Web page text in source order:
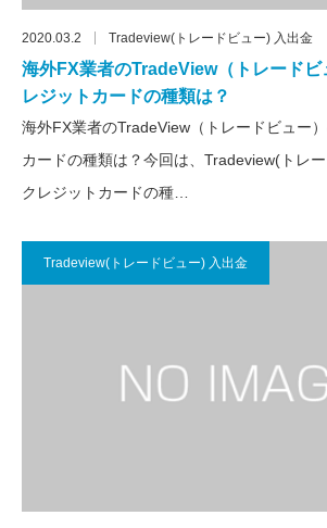
2020.03.2 Tradeview(トレードビュー) 入出金
海外FX業者のTradeView（トレードビ
レジットカードの種類は？
海外FX業者のTradeView（トレードビュー
カードの種類は？今回は、Tradeview(トレ
クレジットカードの種…
Tradeview(トレードビュー) 入出金